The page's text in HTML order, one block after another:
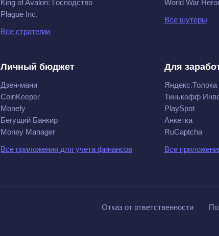
King of Avalon: Господство
Plague Inc.
Все стратегии
World War
Все шутеры
Личный бюджет
Дзен-мани
CoinKeeper
Monefy
Бегущий Банкир
Money Manager
Все приложения для учета финансов
Для
Яндекс.Толока
Тинькофф
PlaySpot
Анкетка
RuCaptcha
Все
Отказ от ответственности